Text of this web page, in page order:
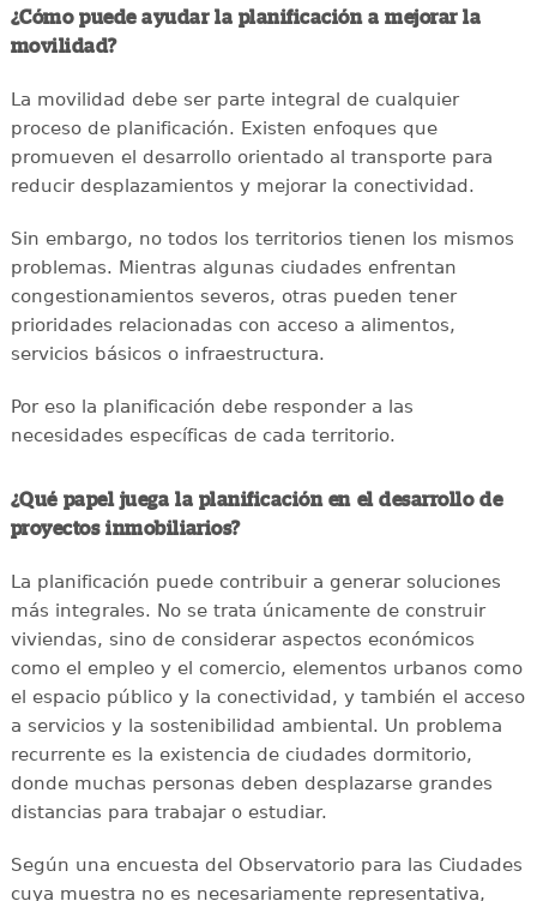
¿Cómo puede ayudar la planificación a mejorar la
movilidad?
La movilidad debe ser parte integral de cualquier
proceso de planificación. Existen enfoques que
promueven el desarrollo orientado al transporte para
reducir desplazamientos y mejorar la conectividad.
Sin embargo, no todos los territorios tienen los mismos
problemas. Mientras algunas ciudades enfrentan
congestionamientos severos, otras pueden tener
prioridades relacionadas con acceso a alimentos,
servicios básicos o infraestructura.
Por eso la planificación debe responder a las
necesidades específicas de cada territorio.
¿Qué papel juega la planificación en el desarrollo de
proyectos inmobiliarios?
La planificación puede contribuir a generar soluciones
más integrales. No se trata únicamente de construir
viviendas, sino de considerar aspectos económicos
como el empleo y el comercio, elementos urbanos como
el espacio público y la conectividad, y también el acceso
a servicios y la sostenibilidad ambiental. Un problema
recurrente es la existencia de ciudades dormitorio,
donde muchas personas deben desplazarse grandes
distancias para trabajar o estudiar.
Según una encuesta del Observatorio para las Ciudades
cuya muestra no es necesariamente representativa,